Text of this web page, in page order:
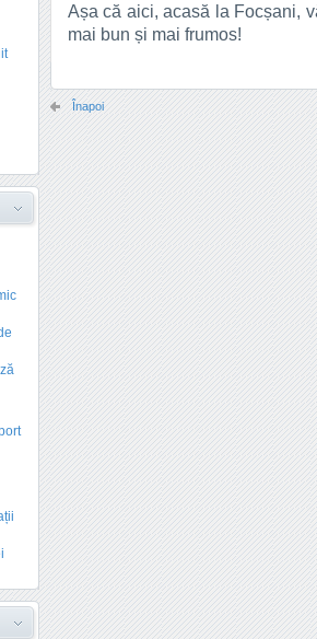
Așa că aici, acasă la Focșani,
mai bun și mai frumos!
Înapoi